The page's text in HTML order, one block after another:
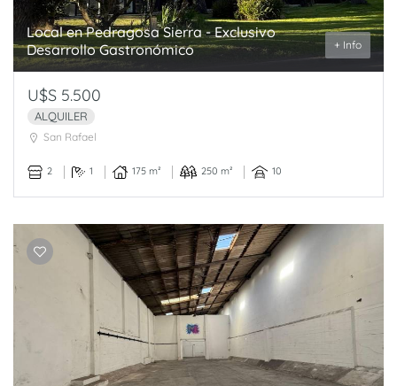
Local en Pedragosa Sierra - Exclusivo
Desarrollo Gastronómico
+ Info
U$S 5.500
ALQUILER
San Rafael
2 1 175 m² 250 m² 10